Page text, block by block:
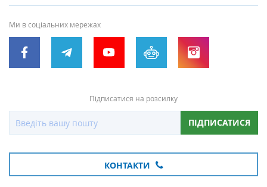
Ми в соціальних мережах
Підписатися на розсилку
ПІДПИСАТИСЯ
КОНТАКТИ